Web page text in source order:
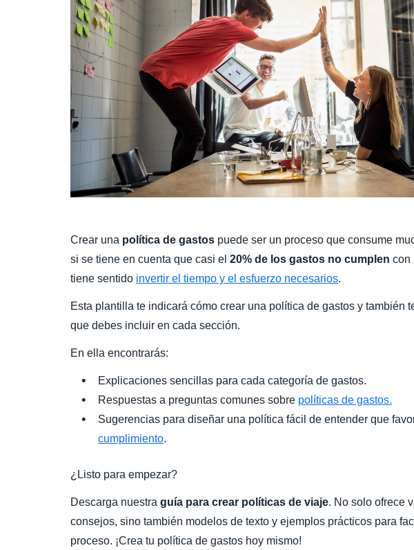
Crear una política de gastos puede ser un proceso que consume
si se tiene en cuenta que casi el 20% de los gastos no cumplen con
tiene sentido invertir el tiempo y el esfuerzo necesarios.
Esta plantilla te indicará cómo crear una política de gastos y también
que debes incluir en cada sección.
En ella encontrarás:
Explicaciones sencillas para cada categoría de gastos.
Respuestas a preguntas comunes sobre políticas de gastos.
Sugerencias para diseñar una política fácil de entender que
cumplimiento.
¿Listo para empezar?
Descarga nuestra guía para crear políticas de viaje. No solo ofrece
consejos, sino también modelos de texto y ejemplos prácticos para
proceso. ¡Crea tu política de gastos hoy mismo!